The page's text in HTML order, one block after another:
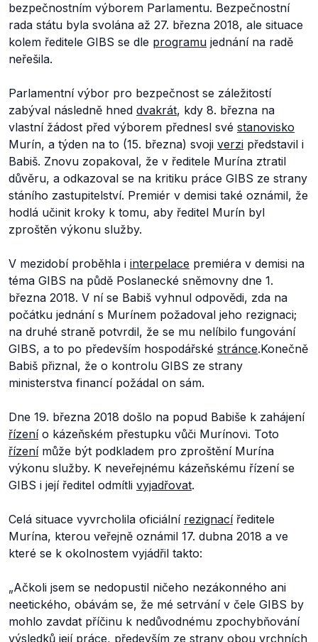
bezpečnostním výborem Parlamentu. Bezpečnostní
rada státu byla svolána až 27. března 2018, ale situace
kolem ředitele GIBS se dle programu jednání na radě
neřešila.
Parlamentní výbor pro bezpečnost se záležitostí
zabýval následně hned dvakrát, kdy 8. března na
vlastní žádost před výborem přednesl své stanovisko
Murín, a týden na to (15. března) svoji verzi představil i
Babiš. Znovu zopakoval, že v ředitele Murína ztratil
důvěru, a odkazoval se na kritiku práce GIBS ze strany
stáního zastupitelství. Premiér v demisi také oznámil, že
hodlá učinit kroky k tomu, aby ředitel Murín byl
zproštěn výkonu služby.
V mezidobí proběhla i interpelace premiéra v demisi na
téma GIBS na půdě Poslanecké sněmovny dne 1.
března 2018. V ní se Babiš vyhnul odpovědi, zda na
počátku jednání s Murínem požadoval jeho rezignaci;
na druhé straně potvrdil, že se mu nelíbilo fungování
GIBS, a to po především hospodářské stránce.Konečně
Babiš přiznal, že o kontrolu GIBS ze strany
ministerstva financí požádal on sám.
Dne 19. března 2018 došlo na popud Babiše k zahájení
řízenío kázeňském přestupku vůči Murínovi. Toto
řízenímůže být podkladem pro zproštění Murína
výkonu služby. K neveřejnému kázeňskému řízení se
GIBS i její ředitel odmítli vyjadřovat.
Celá situace vyvrcholila oficiální rezignacíředitele
Murína, kterou veřejně oznámil 17. dubna 2018 a ve
které se k okolnostem vyjádřil takto:
„Ačkoli jsem se nedopustil ničeho nezákonného ani
neetického, obávám se, že mé setrvání v čele GIBS by
mohlo zavdat příčinu k nedůvodnému zpochybňování
výsledků její práce, především ze strany obou vrchních